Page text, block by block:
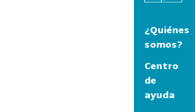
¿Quiénes
somos?
Centro
de
ayuda